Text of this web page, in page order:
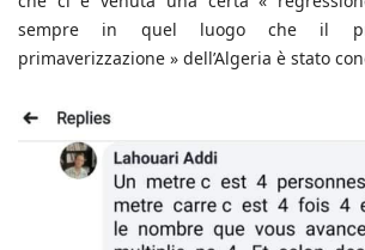
sempre in quel luogo che il
primaverizzazione » dell’Algeria è stato